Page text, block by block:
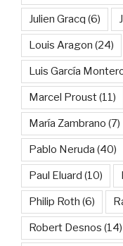
Julien Gracq (6)
Louis Aragon (24)
Luis García
Marcel Proust(11)
María Zambrano (7)
Pablo Neruda (40)
Paul Eluard (10)
Philip Roth (6)
Robert Desnos (14)